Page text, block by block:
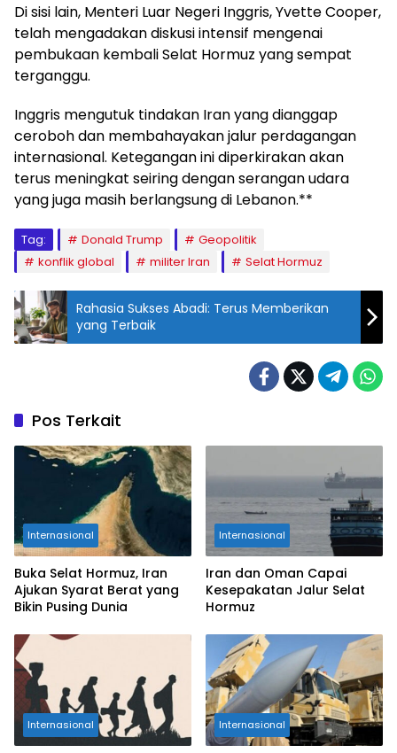
Di sisi lain, Menteri Luar Negeri Inggris, Yvette Cooper,
telah mengadakan diskusi intensif mengenai
pembukaan kembali Selat Hormuz yang sempat
terganggu.
Inggris mengutuk tindakan Iran yang dianggap
ceroboh dan membahayakan jalur perdagangan
internasional. Ketegangan ini diperkirakan akan
terus meningkat seiring dengan serangan udara
yang juga masih berlangsung di Lebanon.**
Tag: Donald Trump
Geopolitik
konflik global
militer Iran Selat Hormuz
Rahasia Sukses Abadi: Terus Memberikan
yang Terbaik
Pos Terkait
Internasional
Buka Selat Hormuz, Iran
Ajukan Syarat Berat yang
Bikin Pusing Dunia
Internasional
Iran dan Oman Capai
Kesepakatan Jalur Selat
Hormuz
Internasional Internasional